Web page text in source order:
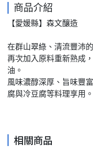
商品介紹
【愛媛縣】森文釀造
在群山翠綠、清流豐沛
再次加入原料重新熟成
油。
風味濃醇深厚、旨味豐
腐與冷豆腐等料理享用。
相關商品